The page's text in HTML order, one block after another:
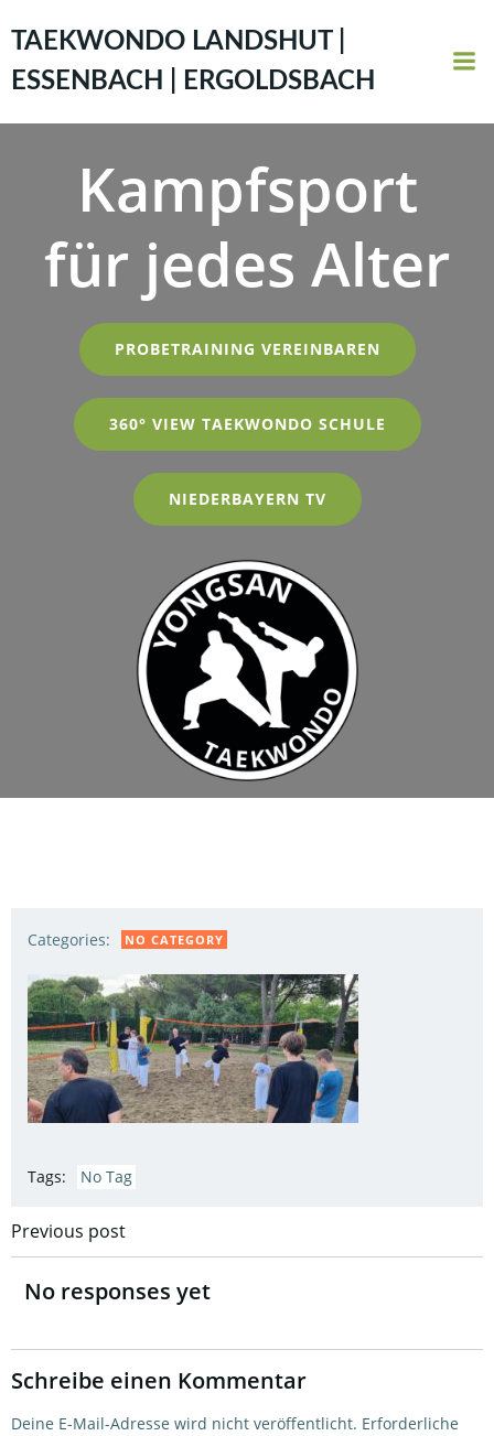
Inhalt
springen
TAEKWONDO LANDSHUT |
ESSENBACH | ERGOLDSBACH
Kampfsport
für jedes Alter
PROBETRAINING VEREINBAREN
360° VIEW TAEKWONDO SCHULE
NIEDERBAYERN TV
Categories: NO CATEGORY
Tags: No Tag
Post
navigation
Previous post
No responses yet
Schreibe einen Kommentar
Deine E-Mail-Adresse wird nicht veröffentlicht. Erforderliche